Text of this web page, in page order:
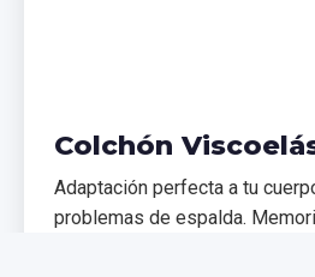
Colchón
Adaptación perfecta a tu
problemas de espalda.